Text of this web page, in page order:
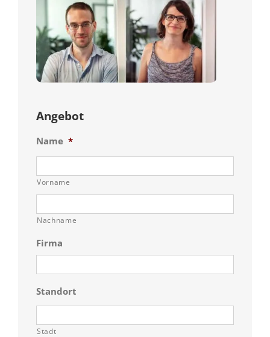
Angebot
Name *
Vorname
Nachname
Firma
Standort
Stadt